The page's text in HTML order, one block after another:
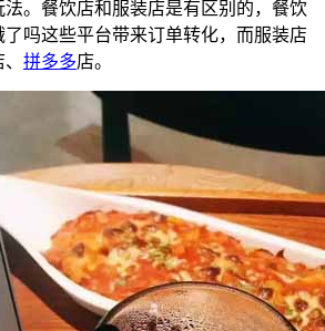
。餐饮店和服装店是有区别的，餐饮
了吗这些平台带来订单转化，而服装店
拼多多店。